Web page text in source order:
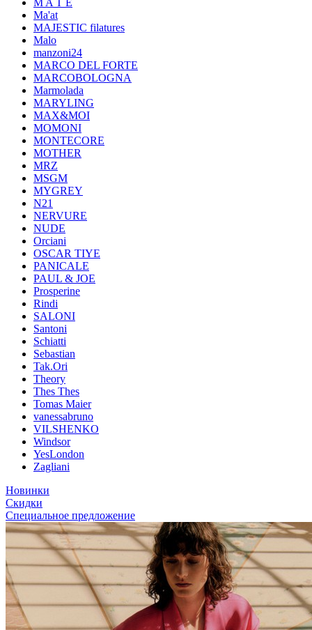
M A T E
Ma'at
MAJESTIC filatures
Malo
manzoni24
MARCO DEL FORTE
MARCOBOLOGNA
Marmolada
MARYLING
MAX&MOI
MOMONI
MONTECORE
MOTHER
MRZ
MSGM
MYGREY
N21
NERVURE
NUDE
Orciani
OSCAR TIYE
PANICALE
PAUL & JOE
Prosperine
Rindi
SALONI
Santoni
Schiatti
Sebastian
Tak.Ori
Theory
Thes Thes
Tomas Maier
vanessabruno
VILSHENKO
Windsor
YesLondon
Zagliani
Новинки
Скидки
Специальное предложение